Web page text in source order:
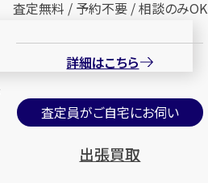
メールで無料相談する
査定無料 / 予約不要 / 相談のみOK
詳細はこちら
査定員がご自宅にお伺い
出張買取